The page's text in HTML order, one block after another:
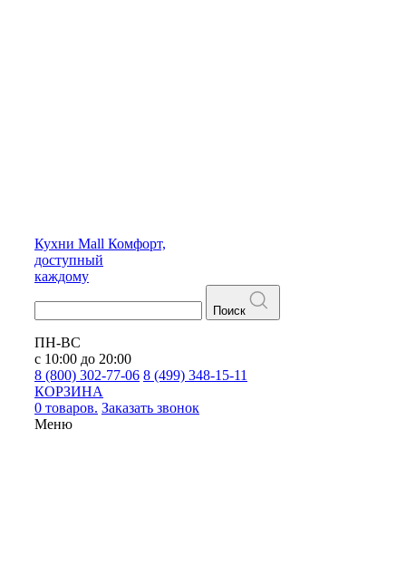
Кухни Mall Комфорт,
доступный
каждому
Поиск
ПН-ВС
с 10:00 до 20:00
8 (800) 302-77-06 8 (499) 348-15-11
КОРЗИНА
0 товаров. Заказать звонок
Меню